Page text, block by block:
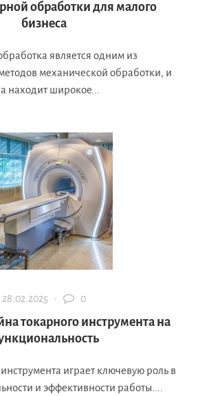
обработки для малого
бизнеса
является одним из
механической обработки, и
находит широкое...
28.02.2025 · 0
токарного инструмента на
играет ключевую роль в
и эффективности работы....